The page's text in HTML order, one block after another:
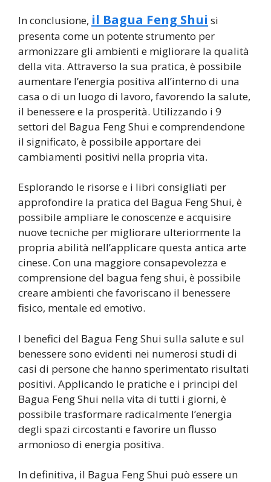
In conclusione, il Bagua Feng Shui si
presenta come un potente strumento per
armonizzare gli ambienti e migliorare la qualità
della vita. Attraverso la sua pratica, è possibile
aumentare l’energia positiva all’interno di una
casa o di un luogo di lavoro, favorendo la salute,
il benessere e la prosperità. Utilizzando i 9
settori del Bagua Feng Shui e comprendendone
il significato, è possibile apportare dei
cambiamenti positivi nella propria vita.
Esplorando le risorse e i libri consigliati per
approfondire la pratica del Bagua Feng Shui, è
possibile ampliare le conoscenze e acquisire
nuove tecniche per migliorare ulteriormente la
propria abilità nell’applicare questa antica arte
cinese. Con una maggiore consapevolezza e
comprensione del bagua feng shui, è possibile
creare ambienti che favoriscano il benessere
fisico, mentale ed emotivo.
I benefici del Bagua Feng Shui sulla salute e sul
benessere sono evidenti nei numerosi studi di
casi di persone che hanno sperimentato risultati
positivi. Applicando le pratiche e i principi del
Bagua Feng Shui nella vita di tutti i giorni, è
possibile trasformare radicalmente l’energia
degli spazi circostanti e favorire un flusso
armonioso di energia positiva.
In definitiva, il Bagua Feng Shui può essere un